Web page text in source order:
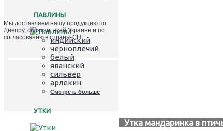
ПАВЛИНЫ
индийский
черноплечий
белый
яванский
сильвер
арлекин
Смотреть больше
УТКИ
Мы доставляем нашу продукцию по
Днепру, области, всей Украине и по
согласованию в страны СНГ
Утка мандаринка в